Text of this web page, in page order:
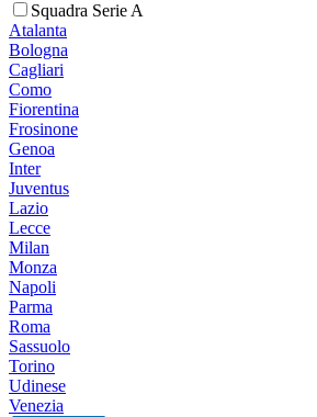
Squadra Serie A
Atalanta
Bologna
Cagliari
Como
Fiorentina
Frosinone
Genoa
Inter
Juventus
Lazio
Lecce
Milan
Monza
Napoli
Parma
Roma
Sassuolo
Torino
Udinese
Venezia